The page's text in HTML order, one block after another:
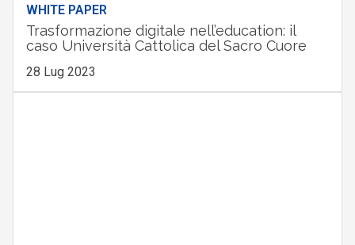
WHITE PAPER
Trasformazione digitale nell’education: il
caso Università Cattolica del Sacro Cuore
28 Lug 2023